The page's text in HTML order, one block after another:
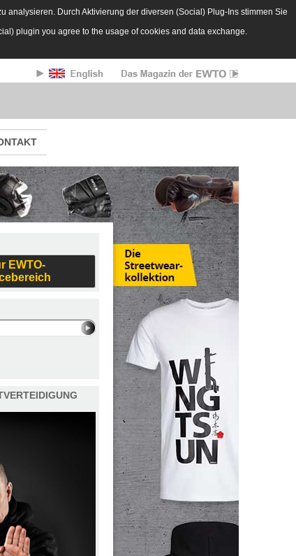
Durch Aktivierung der diversen (Social) Plug-Ins stimmen Sie
plugin you agree to the usage of cookies and data exchange.
EWTO-